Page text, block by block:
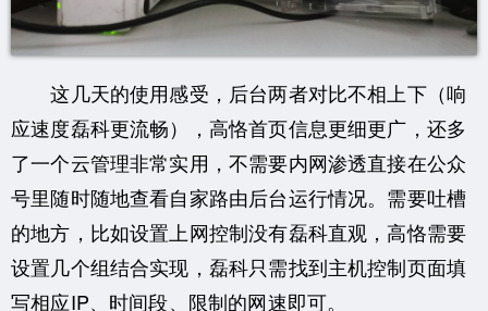
这几天的使用感受，后台两者对比不相上下（响
应速度磊科更流畅），高恪首页信息更细更广，还多
了一个云管理非常实用，不需要内网渗透直接在公众
号里随时随地查看自家路由后台运行情况。需要吐槽
的地方，比如设置上网控制没有磊科直观，高恪需要
设置几个组结合实现，磊科只需找到主机控制页面填
写相应IP、时间段、限制的网速即可。